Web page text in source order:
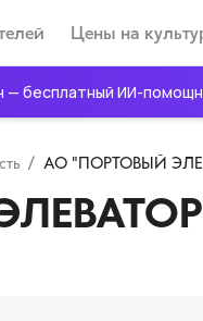
бесплатный ИИ-
Цены на
/ АО "ПОРТОВЫЙ